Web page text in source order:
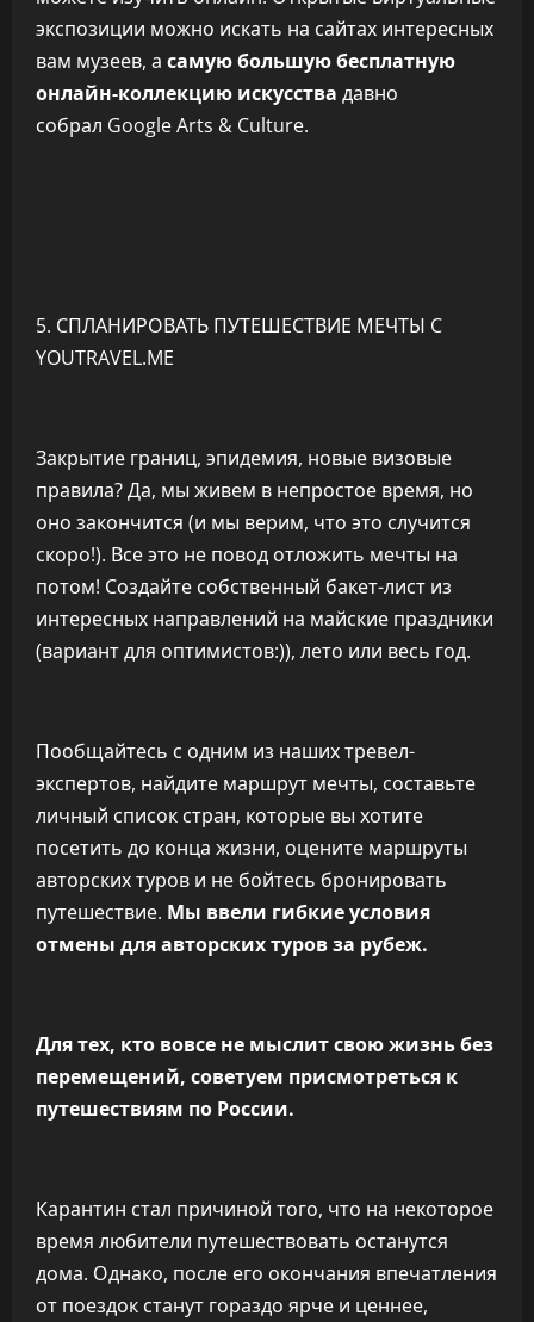
экспозиции можно искать на сайтах интересных
вам музеев, а самую большую бесплатную
онлайн-коллекцию искусства давно
собрал Google Arts & Culture.
5. СПЛАНИРОВАТЬ ПУТЕШЕСТВИЕ МЕЧТЫ C
YOUTRAVEL.ME
Закрытие границ, эпидемия, новые визовые
правила? Да, мы живем в непростое время, но
оно закончится (и мы верим, что это случится
скоро!). Все это не повод отложить мечты на
потом! Создайте собственный бакет-лист из
интересных направлений на майские праздники
(вариант для оптимистов:)), лето или весь год.
Пообщайтесь с одним из наших тревел-
экспертов, найдите маршрут мечты, составьте
личный список стран, которые вы хотите
посетить до конца жизни, оцените маршруты
авторских туров и не бойтесь бронировать
путешествие. Мы ввели гибкие условия
отмены для авторских туров за рубеж.
Для тех, кто вовсе не мыслит свою жизнь без
перемещений, советуем присмотреться к
путешествиям по России.
Карантин стал причиной того, что на некоторое
время любители путешествовать останутся
дома. Однако, после его окончания впечатления
от поездок станут гораздо ярче и ценнее,